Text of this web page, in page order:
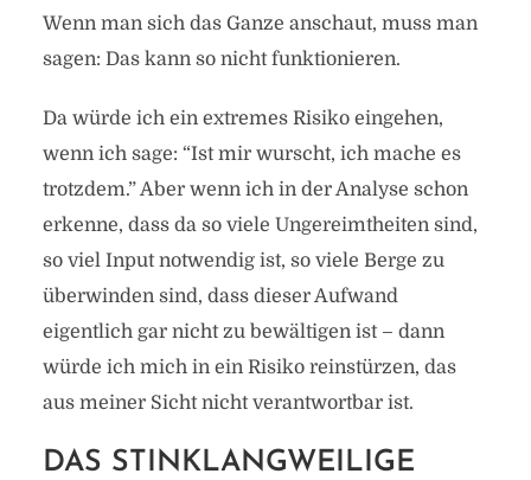
Wenn man sich das Ganze anschaut, muss man
sagen: Das kann so nicht funktionieren.
Da würde ich ein extremes Risiko eingehen,
wenn ich sage: “Ist mir wurscht, ich mache es
trotzdem.” Aber wenn ich in der Analyse schon
erkenne, dass da so viele Ungereimtheiten sind,
so viel Input notwendig ist, so viele Berge zu
überwinden sind, dass dieser Aufwand
eigentlich gar nicht zu bewältigen ist – dann
würde ich mich in ein Risiko reinstürzen, das
aus meiner Sicht nicht verantwortbar ist.
DAS STINKLANGWEILIGE